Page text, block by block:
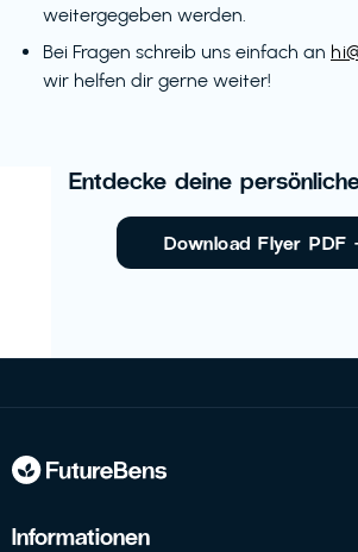
weitergegeben werden.
Bei Fragen schreib uns einfach an
wir helfen dir gerne weiter!
Entdecke deine
Download Flyer PDF
Informationen